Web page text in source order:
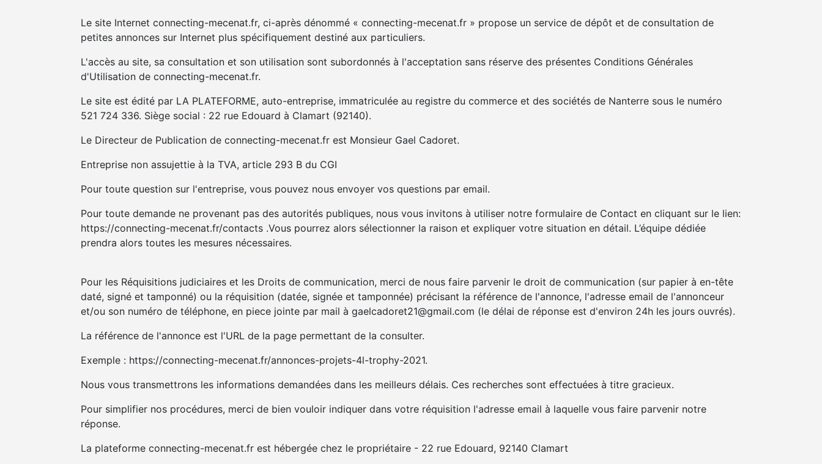
Le site Internet connecting-mecenat.fr, ci-après dénommé « connecting-mecenat.fr » propose un service de dépôt et de consultation de
petites annonces sur Internet plus spécifiquement destiné aux particuliers.
L'accès au site, sa consultation et son utilisation sont subordonnés à l'acceptation sans réserve des présentes Conditions Générales
d'Utilisation de connecting-mecenat.fr.
Le site est édité par LA PLATEFORME, auto-entreprise, immatriculée au registre du commerce et des sociétés de Nanterre sous le numéro
521 724 336. Siège social : 22 rue Edouard à Clamart (92140).
Le Directeur de Publication de connecting-mecenat.fr est Monsieur Gael Cadoret.
Entreprise non assujettie à la TVA, article 293 B du CGI
Pour toute question sur l'entreprise, vous pouvez nous envoyer vos questions par email.
Pour toute demande ne provenant pas des autorités publiques, nous vous invitons à utiliser notre formulaire de Contact en cliquant sur le lien:
https://connecting-mecenat.fr/contacts .Vous pourrez alors sélectionner la raison et expliquer votre situation en détail. L’équipe dédiée
prendra alors toutes les mesures nécessaires.
Pour les Réquisitions judiciaires et les Droits de communication, merci de nous faire parvenir le droit de communication (sur papier à en-tête
daté, signé et tamponné) ou la réquisition (datée, signée et tamponnée) précisant la référence de l'annonce, l'adresse email de l'annonceur
et/ou son numéro de téléphone, en piece jointe par mail à gaelcadoret21@gmail.com (le délai de réponse est d'environ 24h les jours ouvrés).
La référence de l'annonce est l'URL de la page permettant de la consulter.
Exemple : https://connecting-mecenat.fr/annonces-projets-4l-trophy-2021.
Nous vous transmettrons les informations demandées dans les meilleurs délais. Ces recherches sont effectuées à titre gracieux.
Pour simplifier nos procédures, merci de bien vouloir indiquer dans votre réquisition l'adresse email à laquelle vous faire parvenir notre
réponse.
La plateforme connecting-mecenat.fr est hébergée chez le propriétaire - 22 rue Edouard, 92140 Clamart